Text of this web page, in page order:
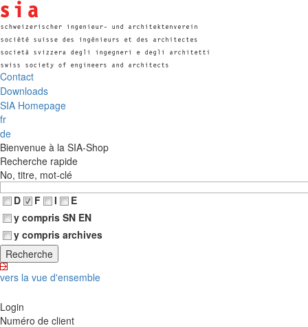
Contact
Downloads
SIA Homepage
fr
de
Bienvenue à la SIA-Shop
Recherche rapide
No, titre, mot-clé
D
F I
E
y compris SN EN
y compris archives
vers la vue d'ensemble
Login
Numéro de client